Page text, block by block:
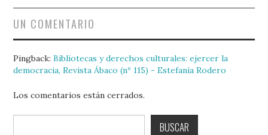
UN COMENTARIO
Pingback:Bibliotecas y derechos culturales: ejercer la
democracia, Revista Ábaco (nº 115) - Estefanía Rodero
Los comentarios están cerrados.
BUSCAR